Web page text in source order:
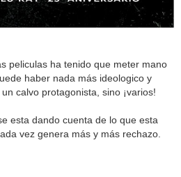
peliculas ha tenido que meter mano
haber nada más ideologico y
calvo protagonista, sino ¡varios!
esta dando cuenta de lo que esta
vez genera más y más rechazo.